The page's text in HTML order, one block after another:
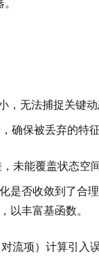
，无法捕捉关键
，确保被丢弃的特
，未能覆盖状态空
是否收敛到了合
以丰富基函数。
流项）计算引入